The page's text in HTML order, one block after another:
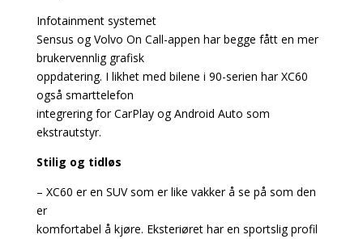
Infotainment systemet
Sensus og Volvo On Call-appen har begge fått en mer
brukervennlig grafisk
oppdatering. I likhet med bilene i 90-serien har XC60
også smarttelefon
integrering for CarPlay og Android Auto som
ekstrautstyr.
Stilig og tidløs
– XC60 er en SUV som er like vakker å se på som den
er
komfortabel å kjøre. Eksteriøret har en sportslig profil